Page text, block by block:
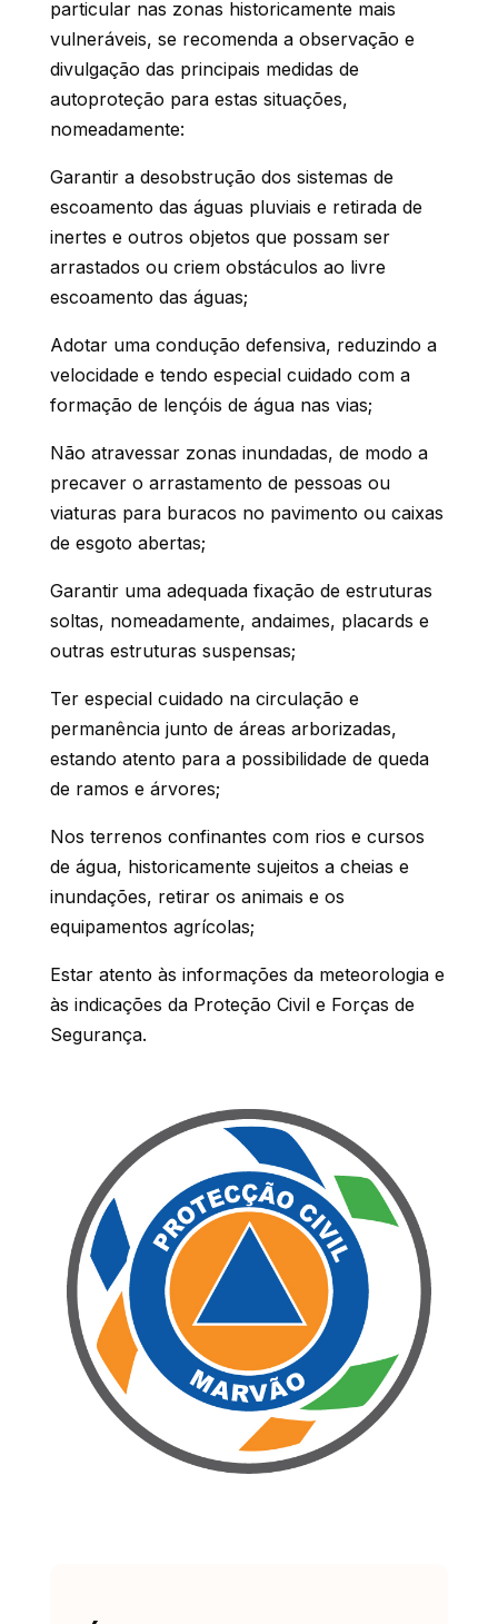
particular nas zonas historicamente mais
vulneráveis, se recomenda a observação e
divulgação das principais medidas de
autoproteção para estas situações,
nomeadamente:
Garantir a desobstrução dos sistemas de
escoamento das águas pluviais e retirada de
inertes e outros objetos que possam ser
arrastados ou criem obstáculos ao livre
escoamento das águas;
Adotar uma condução defensiva, reduzindo a
velocidade e tendo especial cuidado com a
formação de lençóis de água nas vias;
Não atravessar zonas inundadas, de modo a
precaver o arrastamento de pessoas ou
viaturas para buracos no pavimento ou caixas
de esgoto abertas;
Garantir uma adequada fixação de estruturas
soltas, nomeadamente, andaimes, placards e
outras estruturas suspensas;
Ter especial cuidado na circulação e
permanência junto de áreas arborizadas,
estando atento para a possibilidade de queda
de ramos e árvores;
Nos terrenos confinantes com rios e cursos
de água, historicamente sujeitos a cheias e
inundações, retirar os animais e os
equipamentos agrícolas;
Estar atento às informações da meteorologia e
às indicações da Proteção Civil e Forças de
Segurança.